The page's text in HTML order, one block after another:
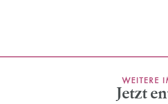
WEITERE
Jetzt